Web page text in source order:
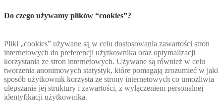
Do czego używamy plików “cookies”?
Pliki „cookies” używane są w celu dostosowania zawartości stron
internetowych do preferencji użytkownika oraz optymalizacji
korzystania ze stron internetowych. Używane są również w celu
tworzenia anonimowych statystyk, które pomagają zrozumieć w jaki
sposób użytkownik korzysta ze strony internetowych co umożliwia
ulepszanie jej struktury i zawartości, z wyłączeniem personalnej
identyfikacji użytkownika.